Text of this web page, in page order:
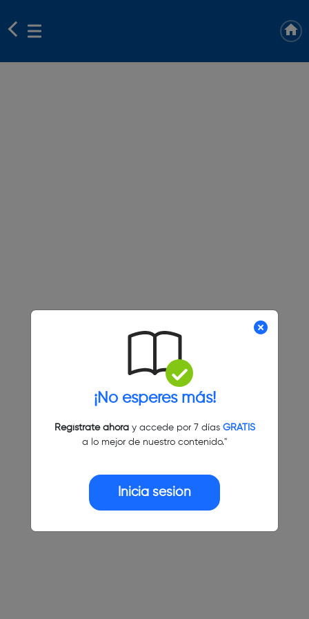
¡No esperes más!
Regístrate ahoray accede por 7 días GRATIS
a lo mejor de nuestro contenido."
Inicia sesión